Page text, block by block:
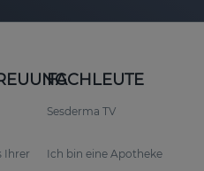
Ihrer
FACHLEUTE
Sesderma TV
Ich bin eine Apotheke